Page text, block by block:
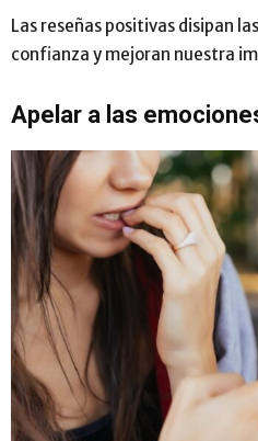
Las reseñas positivas disipan
confianza y mejoran nuestra
Apelar a las